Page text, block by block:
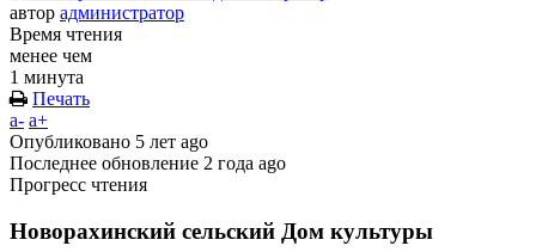
автор администратор
Время чтения
менее чем
1 минута
Печать
a- a+
Опубликовано 5 лет ago
Последнее обновление 2 года ago
Прогресс чтения
Новорахинский сельский Дом культуры